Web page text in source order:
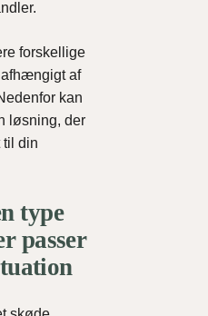
forskellige
af
kan
løsning, der
til din
type
passer